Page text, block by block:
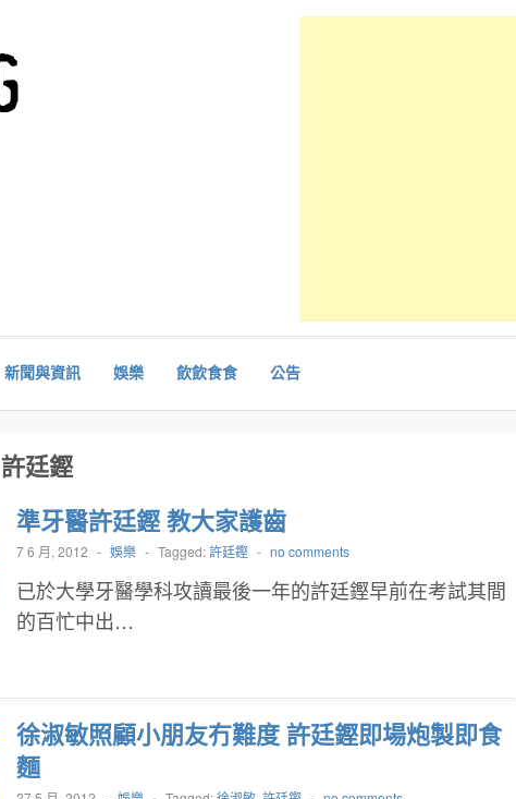
新聞與資訊 娛樂 飲飲食食 公告
許廷鏗
準牙醫許廷鏗 教大家護齒
7 6 月, 2012 - 娛樂 - Tagged:許廷鏗 - no comments
已於大學牙醫學科攻讀最後一年的許廷鏗早前在考試其間
的百忙中出…
徐淑敏照顧小朋友冇難度 許廷鏗即場炮製即食
麵